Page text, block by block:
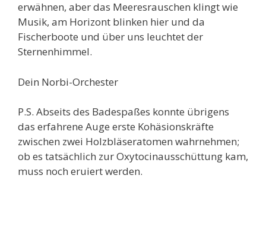
erwähnen, aber das Meeresrauschen klingt wie
Musik, am Horizont blinken hier und da
Fischerboote und über uns leuchtet der
Sternenhimmel.
Dein Norbi-Orchester
P.S. Abseits des Badespaßes konnte übrigens
das erfahrene Auge erste Kohäsionskräfte
zwischen zwei Holzbläseratomen wahrnehmen;
ob es tatsächlich zur Oxytocinausschüttung kam,
muss noch eruiert werden.